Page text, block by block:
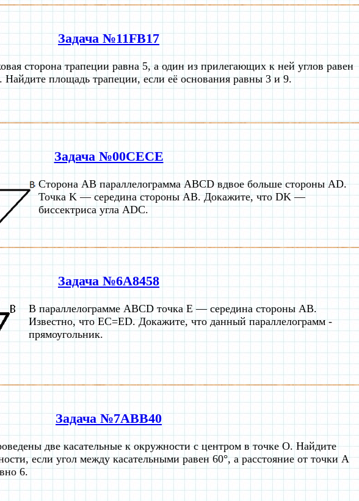
Задача №11FB17
сторона трапеции равна 5, а один из прилегающих к ней углов равен
Найдите площадь трапеции, если её основания равны 3 и 9.
Задача №00CECE
Сторона AB параллелограмма ABCD вдвое больше стороны AD.
Точка K — середина стороны AB. Докажите, что DK —
биссектриса угла ADC.
Задача №6A8458
В параллелограмме ABCD точка E — середина стороны AB.
Известно, что EC=ED. Докажите, что данный параллелограмм -
прямоугольник.
Задача №7ABB40
две касательные к окружности с центром в точке О. Найдите
если угол между касательными равен 60°, а расстояние от точки А
6.